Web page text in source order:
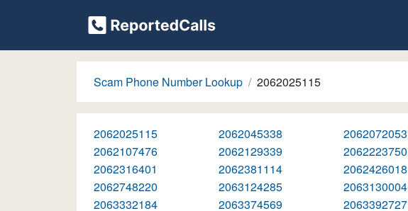
Scam Phone Number Lookup 2062025115
2062025115 2062045338 2062072053
2062107476
2062129339 2062223750
2062316401
2062381114 2062426018
2062748220
2063124285 2063130004
2063332184
2063374569 2063392727